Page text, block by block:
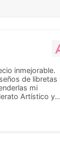
inmejorable.
de libretas
mi
Artístico y
diferencia, con